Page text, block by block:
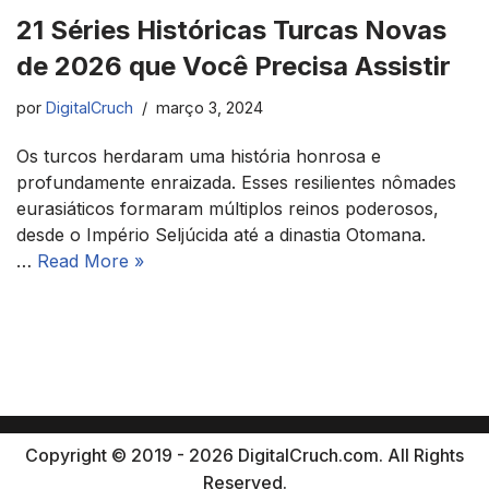
21 Séries Históricas Turcas Novas
de 2026 que Você Precisa Assistir
por DigitalCruch março 3, 2024
Os turcos herdaram uma história honrosa e
profundamente enraizada. Esses resilientes nômades
eurasiáticos formaram múltiplos reinos poderosos,
desde o Império Seljúcida até a dinastia Otomana.
… Read More »
Copyright © 2019 - 2026 DigitalCruch.com. All Rights
Reserved.